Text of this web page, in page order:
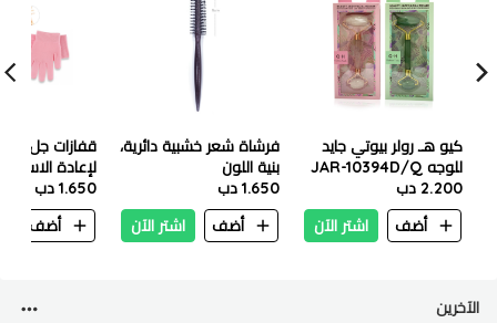
كيو هـ رولر بيوتي جايد
للوجه JAR-10394D/Q
2.200 دب
أضف
اشتر الآن
فرشاة شعر خشبية دائرية،
بنية اللون
1.650 دب
أضف
اشتر الآن
قفازات جل سبا
لإعادة
1.650 دب
أضف
الآخرين